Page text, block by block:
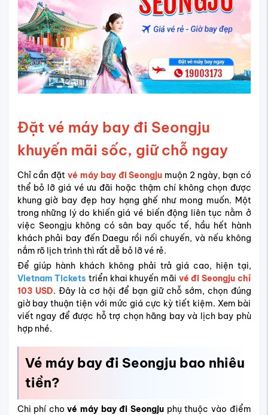
Đặt vé máy bay đi Seongju
khuyến mãi sốc, giữ chỗ ngay
Chỉ cần đặt vé máy bay đi Seongju muộn 2 ngày, bạn có
thể bỏ lỡ giá vé ưu đãi hoặc thậm chí không chọn được
khung giờ bay đẹp hay hạng ghế như mong muốn. Một
trong những lý do khiến giá vé biến động liên tục nằm ở
việc Seongju không có sân bay quốc tế, hầu hết hành
khách phải bay đến Daegu rồi nối chuyến, và nếu không
nắm rõ lịch trình thì rất dễ bỏ lỡ vé rẻ.
Để giúp hành khách không phải trả giá cao, hiện tại,
Vietnam Tickets triển khai khuyến mãi vé đi Seongju chỉ
103 USD. Đây là cơ hội để bạn giữ chỗ sớm, chọn đúng
giờ bay thuận tiện với mức giá cực kỳ tiết kiệm. Xem bài
viết ngay để được hỗ trợ chọn hãng bay và lịch bay phù
hợp nhé.
Vé máy bay đi Seongju bao nhiêu
tiền?
Chi phí chové máy bay đi Seongjuphụ thuộc vào điểm